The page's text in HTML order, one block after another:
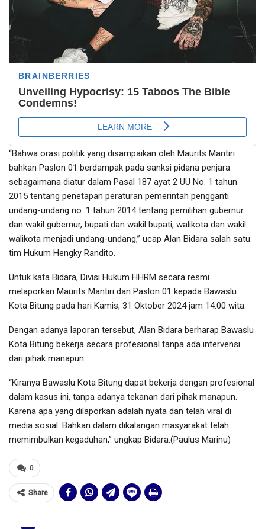
“Bahwa orasi politik yang disampaikan oleh Maurits Mantiri
bahkan Paslon 01 berdampak pada sanksi pidana penjara
sebagaimana diatur dalam Pasal 187 ayat 2 UU No. 1 tahun
2015 tentang penetapan peraturan pemerintah pengganti
undang-undang no. 1 tahun 2014 tentang pemilihan gubernur
dan wakil gubernur, bupati dan wakil bupati, walikota dan wakil
walikota menjadi undang-undang,” ucap Alan Bidara salah satu
tim Hukum Hengky Randito.
Untuk kata Bidara, Divisi Hukum HHRM secara resmi
melaporkan Maurits Mantiri dan Paslon 01 kepada Bawaslu
Kota Bitung pada hari Kamis, 31 Oktober 2024 jam 14.00 wita.
Dengan adanya laporan tersebut, Alan Bidara berharap Bawaslu
Kota Bitung bekerja secara profesional tanpa ada intervensi
dari pihak manapun.
“Kiranya Bawaslu Kota Bitung dapat bekerja dengan profesional
dalam kasus ini, tanpa adanya tekanan dari pihak manapun.
Karena apa yang dilaporkan adalah nyata dan telah viral di
media sosial. Bahkan dalam dikalangan masyarakat telah
memimbulkan kegaduhan,” ungkap Bidara.(Paulus Marinu)
0
Share